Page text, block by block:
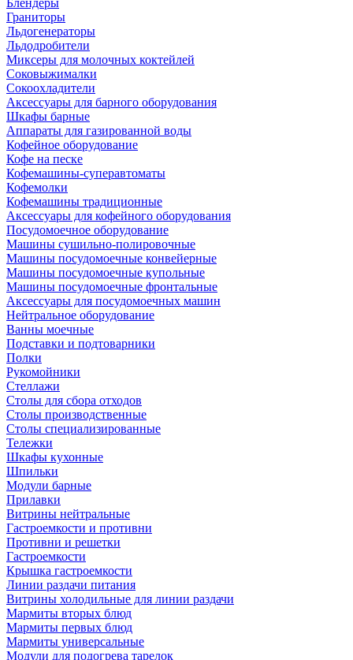
Блендеры
Граниторы
Льдогенераторы
Льдодробители
Миксеры для молочных коктейлей
Соковыжималки
Сокоохладители
Аксессуары для барного оборудования
Шкафы барные
Аппараты для газированной воды
Кофейное оборудование
Кофе на песке
Кофемашины-суперавтоматы
Кофемолки
Кофемашины традиционные
Аксессуары для кофейного оборудования
Посудомоечное оборудование
Машины сушильно-полировочные
Машины посудомоечные конвейерные
Машины посудомоечные купольные
Машины посудомоечные фронтальные
Аксессуары для посудомоечных машин
Нейтральное оборудование
Ванны моечные
Подставки и подтоварники
Полки
Рукомойники
Стеллажи
Столы для сбора отходов
Столы производственные
Столы специализированные
Тележки
Шкафы кухонные
Шпильки
Модули барные
Прилавки
Витрины нейтральные
Гастроемкости и противни
Противни и решетки
Гастроемкости
Крышка гастроемкости
Линии раздачи питания
Витрины холодильные для линии раздачи
Мармиты вторых блюд
Мармиты первых блюд
Мармиты универсальные
Модули для подогрева тарелок